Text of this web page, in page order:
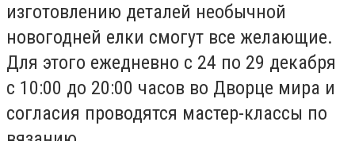
изготовлению деталей необычной
новогодней елки смогут все желающие.
Для этого ежедневно с 24 по 29 декабря
с 10:00 до 20:00 часов во Дворце мира и
согласия проводятся мастер-классы по